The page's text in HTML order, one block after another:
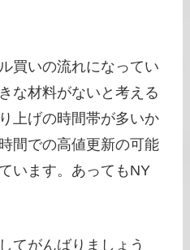
買いの流れになってい
な材料がないと考える
上げの時間帯が多いか
間での高値更新の可能
います。あってもNY
てがんばりましょう